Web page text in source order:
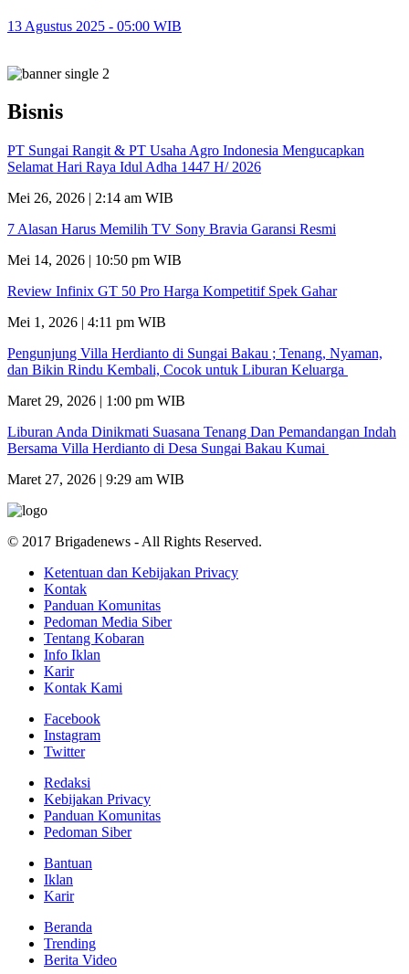
13 Agustus 2025 - 05:00 WIB
Bisnis
PT Sungai Rangit & PT Usaha Agro Indonesia Mengucapkan
Selamat Hari Raya Idul Adha 1447 H/ 2026
Mei 26, 2026 | 2:14 am WIB
7 Alasan Harus Memilih TV Sony Bravia Garansi Resmi
Mei 14, 2026 | 10:50 pm WIB
Review Infinix GT 50 Pro Harga Kompetitif Spek Gahar
Mei 1, 2026 | 4:11 pm WIB
Pengunjung Villa Herdianto di Sungai Bakau ; Tenang, Nyaman,
dan Bikin Rindu Kembali, Cocok untuk Liburan Keluarga
Maret 29, 2026 | 1:00 pm WIB
Liburan Anda Dinikmati Suasana Tenang Dan Pemandangan Indah
Bersama Villa Herdianto di Desa Sungai Bakau Kumai
Maret 27, 2026 | 9:29 am WIB
© 2017 Brigadenews - All Rights Reserved.
Ketentuan dan Kebijakan Privacy
Kontak
Panduan Komunitas
Pedoman Media Siber
Tentang Kobaran
Info Iklan
Karir
Kontak Kami
Facebook
Instagram
Twitter
Redaksi
Kebijakan Privacy
Panduan Komunitas
Pedoman Siber
Bantuan
Iklan
Karir
Beranda
Trending
Berita Video